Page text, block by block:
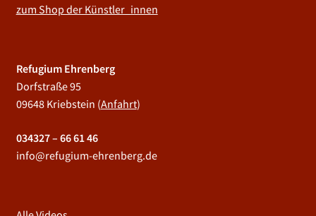
zum Shop der Künstler_innen
Refugium Ehrenberg
Dorfstraße 95
09648 Kriebstein (Anfahrt)
034327 – 66 61 46
info@refugium-ehrenberg.de